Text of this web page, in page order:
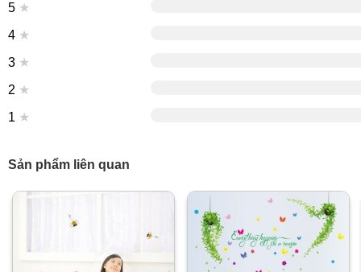
5 ★
4 ★
3 ★
2 ★
1 ★
Sản phẩm liên quan